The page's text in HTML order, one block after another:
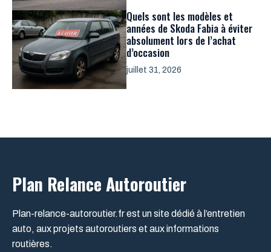
Quels sont les modèles et
années de Skoda Fabia à éviter
absolument lors de l’achat
d’occasion
juillet 31, 2026
Plan Relance Autoroutier
Plan-relance-autoroutier.fr est un site dédié à l’entretien
auto, aux projets autoroutiers et aux informations
routières.